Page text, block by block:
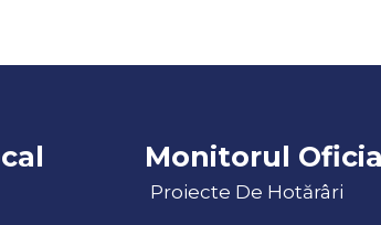
Monitorul
Proiecte De Hotărâri